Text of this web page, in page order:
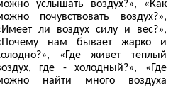
услышать воздух?», «Как
почувствовать воздух?»,
ли воздух силу и вес?»,
нам бывает жарко и
«Где живет теплый
где - холодный?», «Где
найти много воздуха